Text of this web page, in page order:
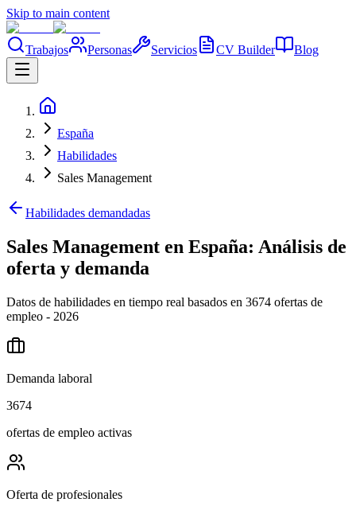
Skip to main content
Trabajos Personas Servicios CV Builder Blog
España
Habilidades
Sales Management
Habilidades demandadas
Sales Management en España: Análisis de
oferta y demanda
Datos de habilidades en tiempo real basados en 3674 ofertas de
empleo - 2026
Demanda laboral
3674
ofertas de empleo activas
Oferta de profesionales